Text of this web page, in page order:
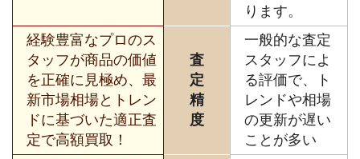
ります。
経験豊富なプロのス
タッフが商品の価値
を正確に見極め、最
新市場相場とトレン
ドに基づいた適正査
定で高額買取！
査
定
精
度
一般的な査定
スタッフによ
る評価で、ト
レンドや相場
の更新が遅い
ことが多い